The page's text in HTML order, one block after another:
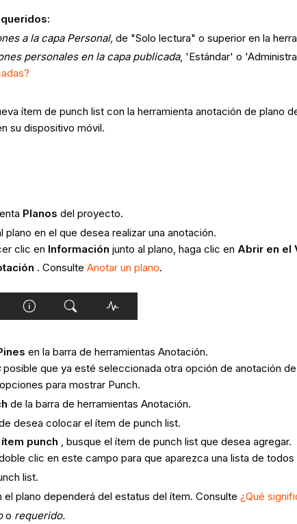
a la capa Personal, de "Solo lectura" o superior en la
personales en la capa publicada, 'Estándar' o
ítem de punch list con la herramienta anotación de
su dispositivo móvil.
Planos del proyecto.
plano en el que desea realizar una anotación.
clic en Información junto al plano, haga clic en Abrir en el
. ConsulteAnotar un plano.
en la barra de herramientas Anotación.
posible que ya esté seleccionada otra opción de anotación
para mostrar Punch.
de la barra de herramientas Anotación.
desea colocar el ítem de punch list.
punch , busque el ítem de punch list que desea agregar.
clic en este campo para que aparezca una lista de
list.
el plano dependerá del estatus del ítem. Consulte¿Qué
o requerido.